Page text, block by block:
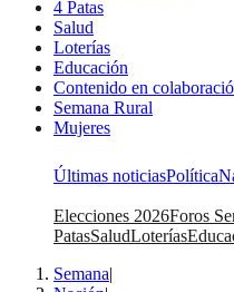
4 Patas
Salud
Loterías
Educación
Contenido en
Semana Rural
Mujeres
Últimas noticiasPolítica
Elecciones 2026Foros
PatasSaludLoterías
Semana|